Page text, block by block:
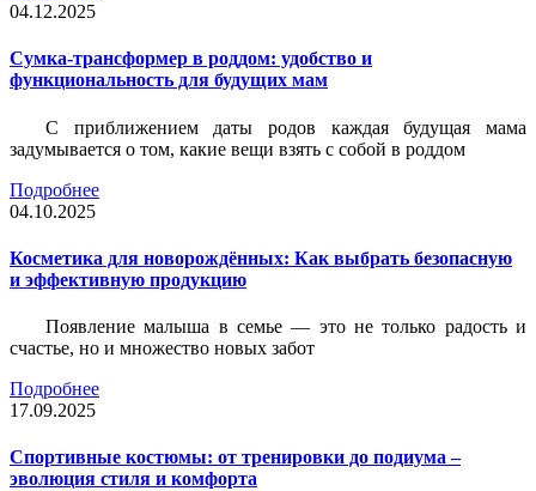
04.12.2025
Сумка-трансформер в роддом: удобство и
функциональность для будущих мам
С приближением даты родов каждая будущая мама
задумывается о том, какие вещи взять с собой в роддом
Подробнее
04.10.2025
Косметика для новорождённых: Как выбрать безопасную
и эффективную продукцию
Появление малыша в семье — это не только радость и
счастье, но и множество новых забот
Подробнее
17.09.2025
Спортивные костюмы: от тренировки до подиума –
эволюция стиля и комфорта